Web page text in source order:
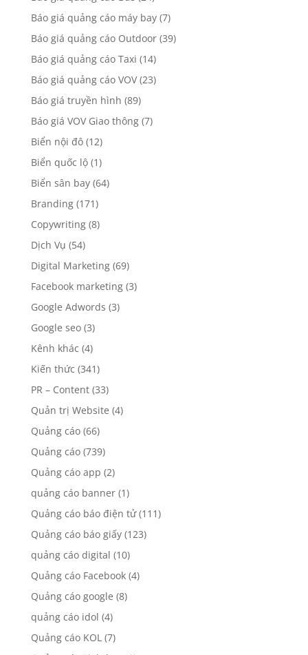
Báo giá quảng cáo máy bay(7)
Báo giá quảng cáo Outdoor(39)
Báo giá quảng cáo Taxi (14)
Báo giá quảng cáo VOV(23)
Báo giá truyền hình (89)
Báo giá VOV Giao thông(7)
Biển nội đô(12)
Biển quốc lộ(1)
Biển sân bay(64)
Branding(171)
Copywriting(8)
Dịch Vụ (54)
Digital Marketing(69)
Facebook marketing(3)
Google Adwords (3)
Google seo(3)
Kênh khác (4)
Kiến thức (341)
PR – Content(33)
Quản trị Website (4)
Quảng cáo(66)
Quảng cáo(739)
Quảng cáo app (2)
quảng cáo banner(1)
Quảng cáo báo điện tử(111)
Quảng cáo báo giấy(123)
quảng cáo digital (10)
Quảng cáo Facebook(4)
Quảng cáo google (8)
quảng cáo idol (4)
Quảng cáo KOL(7)